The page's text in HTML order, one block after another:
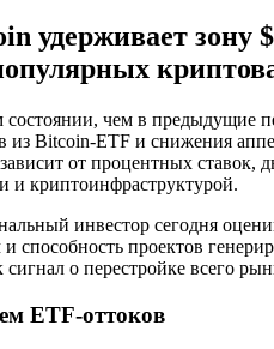
удерживает зону
чем в предыдущие
Bitcoin-ETF и снижения
от процентных
криптоинфраструктурой.
инвестор сегодня
способность проектов
о перестройке всего
ETF-оттоков